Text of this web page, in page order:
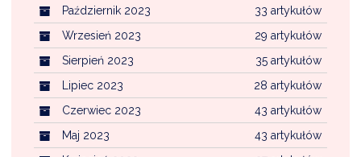
33 artykułów
Październik 2023
29 artykułów
Wrzesień 2023
35 artykułów
Sierpień 2023
28 artykułów
Lipiec 2023
43 artykułów
Czerwiec 2023
43 artykułów
Maj 2023